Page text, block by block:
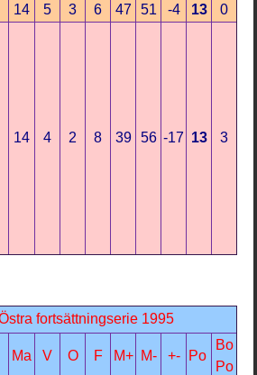
14 5 3 6 47 51 -4 13 0
14 4 2 8 39 56 -17 13 3
fortsättningserie 1995
Ma V O F M+ M- +- Po
Bo
Po